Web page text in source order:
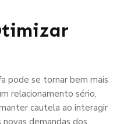
pode se tornar bem mais
relacionamento sério,
cautela ao interagir
demandas dos